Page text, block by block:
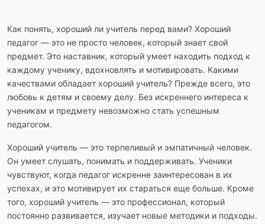
Как понять, хороший ли учитель перед вами? Хороший
педагог — это не просто человек, который знает свой
предмет. Это наставник, который умеет находить подход к
каждому ученику, вдохновлять и мотивировать. Какими
качествами обладает хороший учитель? Прежде всего, это
любовь к детям и своему делу. Без искреннего интереса к
ученикам и предмету невозможно стать успешным
педагогом.
Хороший учитель — это терпеливый и эмпатичный человек.
Он умеет слушать, понимать и поддерживать. Ученики
чувствуют, когда педагог искренне заинтересован в их
успехах, и это мотивирует их стараться еще больше. Кроме
того, хороший учитель — это профессионал, который
постоянно развивается, изучает новые методики и подходы.